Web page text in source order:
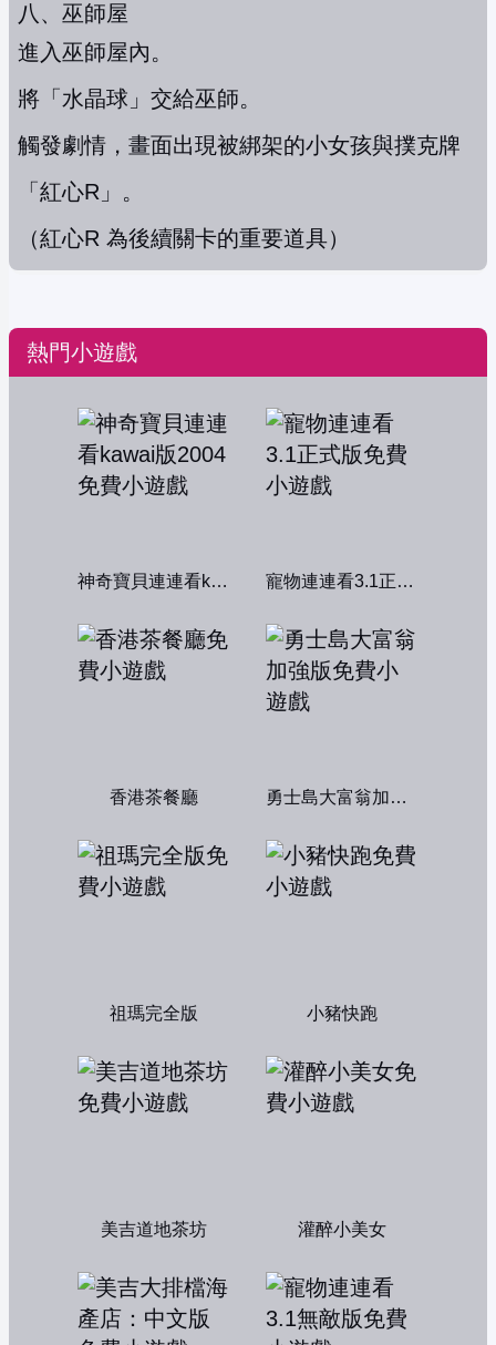
八、巫師屋
進入巫師屋內。
將「水晶球」交給巫師。
觸發劇情，畫面出現被綁架的小女孩與撲克牌
「紅心R」。
（紅心R 為後續關卡的重要道具）
熱門小遊戲
神奇寶貝連連看kawai版2004 寵物連連看3.1正式版
香港茶餐廳 勇士島大富翁加強版
祖瑪完全版 小豬快跑
美吉道地茶坊 灌醉小美女